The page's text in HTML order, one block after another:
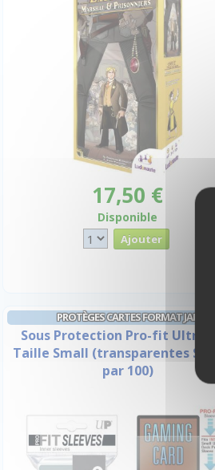
17,50 €
Disponible
PROTÈGES CARTES FORMAT JAP
Sous Protection Pro-fit
Taille Small (transparentes
par 100)